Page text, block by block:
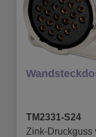
TM2331-S24
Zink-Druckguss